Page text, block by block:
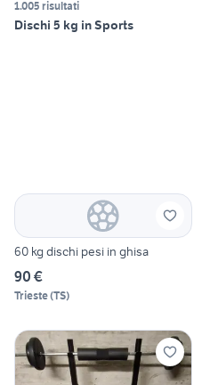
1.005 risultati
Dischi 5 kg in Sports
60 kg dischi pesi in ghisa
90 €
Trieste(TS)